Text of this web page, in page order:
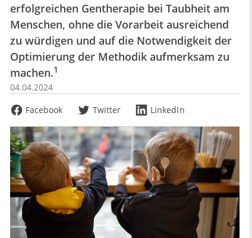
erfolgreichen Gentherapie bei Taubheit am
Menschen, ohne die Vorarbeit ausreichend
zu würdigen und auf die Notwendigkeit der
Optimierung der Methodik aufmerksam zu
machen.1
04.04.2024
Facebook
Twitter LinkedIn